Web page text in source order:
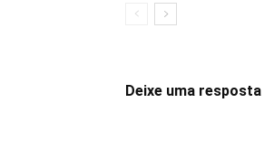
Deixe uma resposta